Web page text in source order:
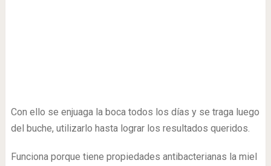
Con ello se enjuaga la boca todos los días y se traga luego
del buche, utilizarlo hasta lograr los resultados queridos.
Funciona porque tiene propiedades antibacterianas la miel